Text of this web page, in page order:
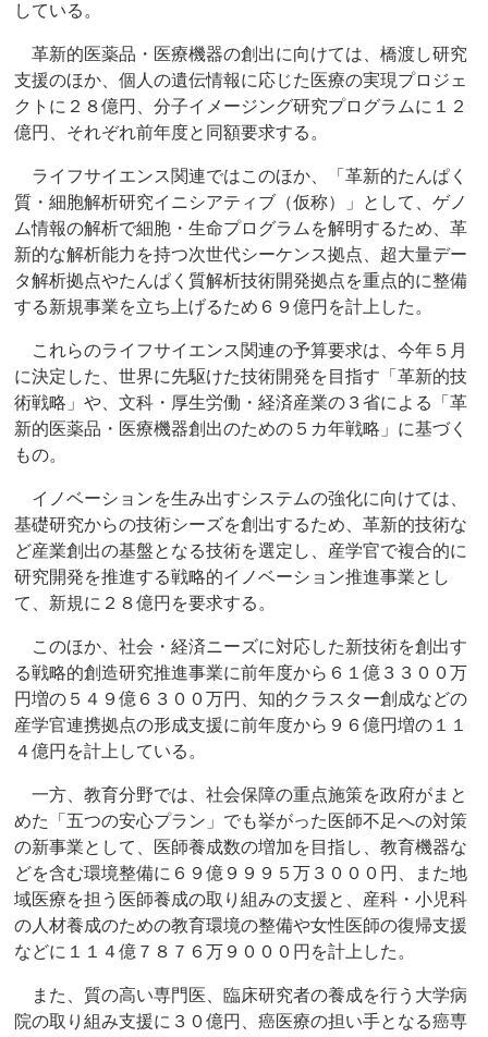
している。
革新的医薬品・医療機器の創出に向けては、橋渡し研究
支援のほか、個人の遺伝情報に応じた医療の実現プロジェ
クトに２８億円、分子イメージング研究プログラムに１２
億円、それぞれ前年度と同額要求する。
ライフサイエンス関連ではこのほか、「革新的たんぱく
質・細胞解析研究イニシアティブ（仮称）」として、ゲノ
ム情報の解析で細胞・生命プログラムを解明するため、革
新的な解析能力を持つ次世代シーケンス拠点、超大量デー
タ解析拠点やたんぱく質解析技術開発拠点を重点的に整備
する新規事業を立ち上げるため６９億円を計上した。
これらのライフサイエンス関連の予算要求は、今年５月
に決定した、世界に先駆けた技術開発を目指す「革新的技
術戦略」や、文科・厚生労働・経済産業の３省による「革
新的医薬品・医療機器創出のための５カ年戦略」に基づく
もの。
イノベーションを生み出すシステムの強化に向けては、
基礎研究からの技術シーズを創出するため、革新的技術な
ど産業創出の基盤となる技術を選定し、産学官で複合的に
研究開発を推進する戦略的イノベーション推進事業とし
て、新規に２８億円を要求する。
このほか、社会・経済ニーズに対応した新技術を創出す
る戦略的創造研究推進事業に前年度から６１億３３００万
円増の５４９億６３００万円、知的クラスター創成などの
産学官連携拠点の形成支援に前年度から９６億円増の１１
４億円を計上している。
一方、教育分野では、社会保障の重点施策を政府がまと
めた「五つの安心プラン」でも挙がった医師不足への対策
の新事業として、医師養成数の増加を目指し、教育機器な
どを含む環境整備に６９億９９９５万３０００円、また地
域医療を担う医師養成の取り組みの支援と、産科・小児科
の人材養成のための教育環境の整備や女性医師の復帰支援
などに１１４億７８７６万９０００円を計上した。
また、質の高い専門医、臨床研究者の養成を行う大学病
院の取り組み支援に３０億円、癌医療の担い手となる癌専